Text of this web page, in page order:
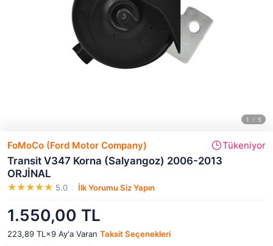
FoMoCo (Ford Motor Company) Tükeniyor
Transit V347 Korna (Salyangoz) 2006-2013
ORJİNAL
5.0 İlk Yorumu Siz Yapın
1.550,00 TL
223,89 TL×9 Ay'a Varan Taksit Seçenekleri